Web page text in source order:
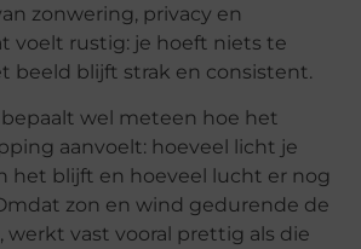
zonwering, privacy en
voelt rustig: je hoeft niets te
beeld blijft strak en consistent.
wel meteen hoe het
aanvoelt: hoeveel licht je
het blijft en hoeveel lucht er nog
zon en wind gedurende de
werkt vast vooral prettig als die